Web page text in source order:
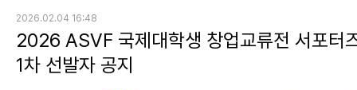
2026.02.04 16:48
2026 ASVF 국제대학생 창업교류전 서포터
1차 선발자 공지